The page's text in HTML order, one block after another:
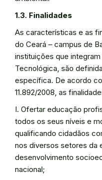
1.3. Finalidades
As características e as
do Ceará – campus de
instituições que
Tecnológica, são
específica. De acordo
11.892/2008, as
I. Ofertar educação
todos os seus níveis e
qualificando cidadãos
nos diversos setores da
desenvolvimento
nacional;